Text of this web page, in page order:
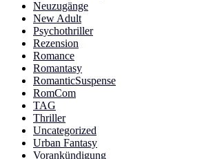
Neuzugänge
New Adult
Psychothriller
Rezension
Romance
Romantasy
RomanticSuspense
RomCom
TAG
Thriller
Uncategorized
Urban Fantasy
Vorankündigung